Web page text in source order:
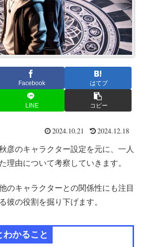
Facebook はてブ
LINE コピー
2024.10.21 2024.12.18
彦のキャラクター設定を元に、一人
理由について考察していきます。
のキャラクターとの関係性にも注目
彼の役割を掘り下げます。
わかること